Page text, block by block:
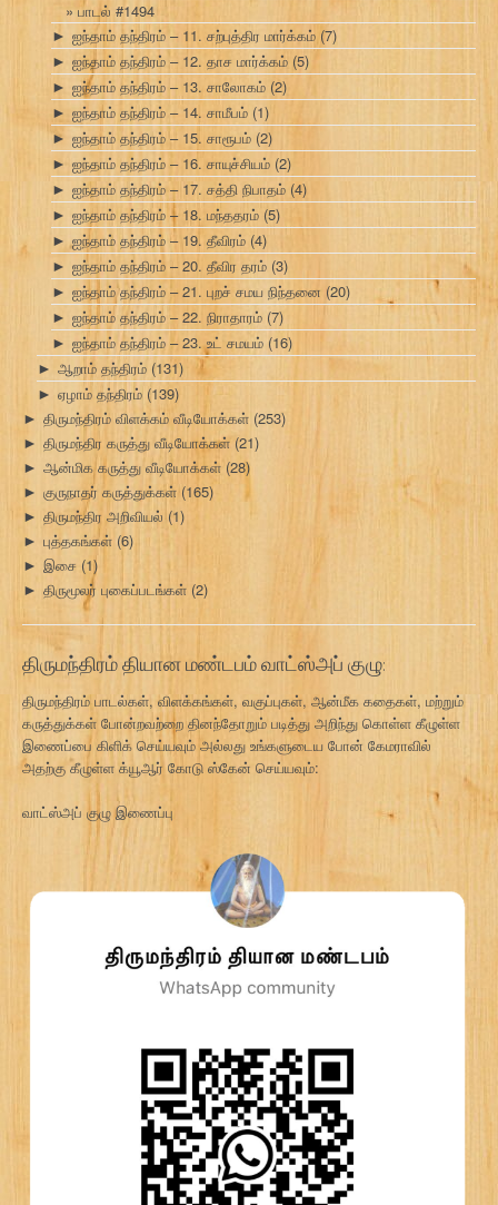
பாடல் #1494
► ஐந்தாம் தந்திரம் – 11. சற்புத்திர மார்க்கம் (7)
► ஐந்தாம் தந்திரம் – 12. தாச மார்க்கம் (5)
► ஐந்தாம் தந்திரம் – 13. சாலோகம் (2)
► ஐந்தாம் தந்திரம் – 14. சாமீபம் (1)
► ஐந்தாம் தந்திரம் – 15. சாரூபம் (2)
► ஐந்தாம் தந்திரம் – 16. சாயுச்சியம் (2)
► ஐந்தாம் தந்திரம் – 17. சத்தி நிபாதம் (4)
► ஐந்தாம் தந்திரம் – 18. மந்ததரம் (5)
► ஐந்தாம் தந்திரம் – 19. தீவிரம் (4)
► ஐந்தாம் தந்திரம் – 20. தீவிர தரம் (3)
► ஐந்தாம் தந்திரம் – 21. புறச் சமய நிந்தனை (20)
► ஐந்தாம் தந்திரம் – 22. நிராதாரம் (7)
► ஐந்தாம் தந்திரம் – 23. உட் சமயம் (16)
► ஆறாம் தந்திரம் (131)
► ஏழாம் தந்திரம் (139)
► திருமந்திரம் விளக்கம் வீடியோக்கள் (253)
► திருமந்திர கருத்து வீடியோக்கள் (21)
► ஆன்மிக கருத்து வீடியோக்கள் (28)
► குருநாதர் கருத்துக்கள்(165)
► திருமந்திர அறிவியல் (1)
► புத்தகங்கள் (6)
► இசை (1)
► திருமூலர் புகைப்படங்கள் (2)
திருமந்திரம் தியான மண்டபம் வாட்ஸ்அப் குழு:
திருமந்திரம் பாடல்கள், விளக்கங்கள், வகுப்புகள், ஆன்மீக கதைகள், மற்றும்
கருத்துக்கள் போன்றவற்றை தினந்தோறும் படித்து அறிந்து கொள்ள கீழுள்ள
இணைப்பை கிளிக் செய்யவும் அல்லது உங்களுடைய போன் கேமராவில்
அதற்கு கீழுள்ள க்யூஆர் கோடு ஸ்கேன் செய்யவும்:
வாட்ஸ்அப் குழு இணைப்பு